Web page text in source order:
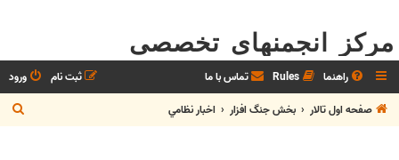
مرکز انجمنهای تخصصی
راهنما Rules تماس با ما ورود
ثبت نام
صفحه اول تالار
بخش جنگ افزار اخبار نظامي
س